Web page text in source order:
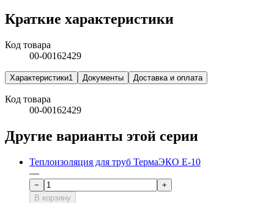
Краткие характеристики
Код товара
00-00162429
Характеристики1 Документы Доставка и оплата
Код товара
00-00162429
Другие варианты этой серии
Теплоизоляция для труб ТермаЭКО Е-10
—
−
+
В корзину